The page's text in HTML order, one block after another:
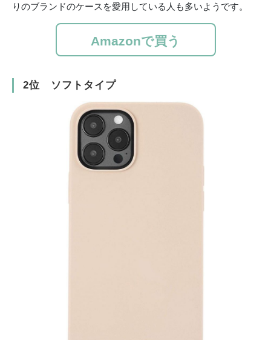
りのブランドのケースを愛用している人も多いようです。
Amazonで買う
2位 ソフトタイプ